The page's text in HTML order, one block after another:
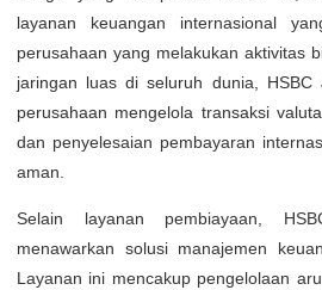
layanan keuangan internasional
perusahaan yang melakukan aktivitas
jaringan luas di seluruh dunia, HSBC
perusahaan mengelola transaksi
dan penyelesaian pembayaran
aman.
Selain layanan pembiayaan,
menawarkan solusi manajemen
Layanan ini mencakup pengelolaan